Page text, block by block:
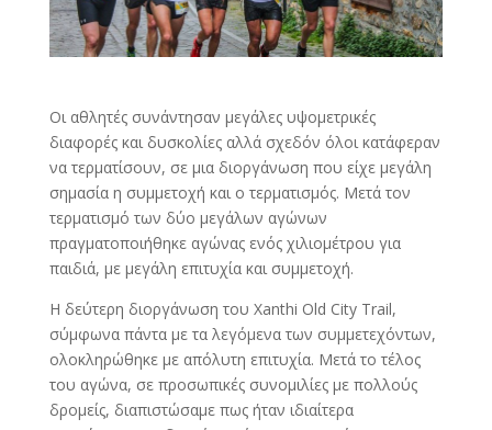
Οι αθλητές συνάντησαν μεγάλες υψομετρικές
διαφορές και δυσκολίες αλλά σχεδόν όλοι κατάφεραν
να τερματίσουν, σε μια διοργάνωση που είχε μεγάλη
σημασία η συμμετοχή και ο τερματισμός. Μετά τον
τερματισμό των δύο μεγάλων αγώνων
πραγματοποιήθηκε αγώνας ενός χιλιομέτρου για
παιδιά, με μεγάλη επιτυχία και συμμετοχή.
Η δεύτερη διοργάνωση του Xanthi Old City Trail,
σύμφωνα πάντα με τα λεγόμενα των συμμετεχόντων,
ολοκληρώθηκε με απόλυτη επιτυχία. Μετά το τέλος
του αγώνα, σε προσωπικές συνομιλίες με πολλούς
δρομείς, διαπιστώσαμε πως ήταν ιδιαίτερα